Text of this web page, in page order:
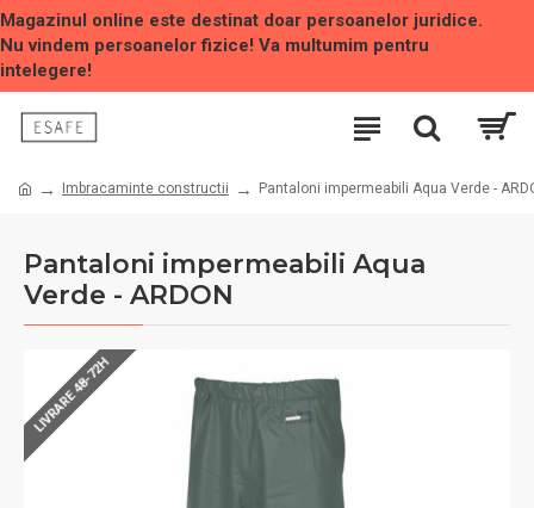
Magazinul online este destinat doar persoanelor juridice.
Nu vindem persoanelor fizice! Va multumim pentru
intelegere!
Imbracaminte constructii Pantaloni impermeabili Aqua Verde -
Pantaloni impermeabili Aqua
Verde - ARDON
LIVRARE 48-72H